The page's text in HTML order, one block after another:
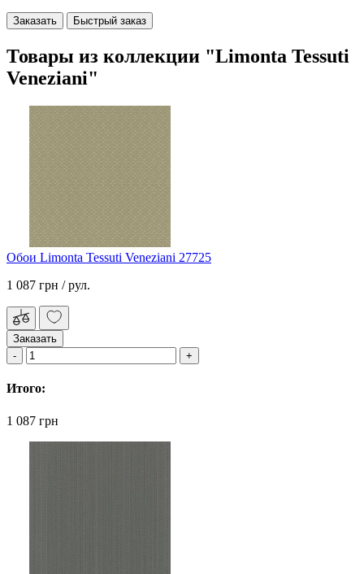
Заказать Быстрый заказ
Товары из коллекции "Limonta Tessuti
Veneziani"
Обои Limonta Tessuti Veneziani 27725
1 087 грн / рул.
Заказать
Итого:
1 087 грн